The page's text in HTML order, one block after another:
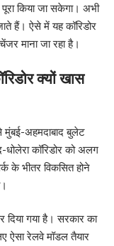
किया जा सकेगा। अभी
हैं। ऐसे में यह कॉरिडोर
माना जा रहा है।
क्यों खास
मुंबई-अहमदाबाद बुलेट
कॉरिडोर को अलग
के भीतर विकसित होने
गया है। सरकार का
ऐसा रेलवे मॉडल तैयार